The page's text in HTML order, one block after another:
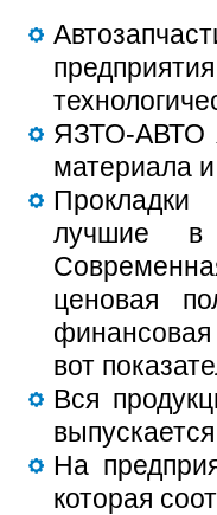
ЯЗТО-АВТО
материала
лучшие в
ценовая
финансовая
вот
Вся
На
которая